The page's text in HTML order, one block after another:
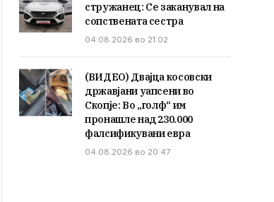
стружанец: Се заканувал на
сопствената сестра
04.08.2026 во 21:02
(ВИДЕО) Двајца косовски
државјани уапсени во
Скопје: Во „голф“ им
пронашле над 230.000
фалсификувани евра
04.08.2026 во 20:47